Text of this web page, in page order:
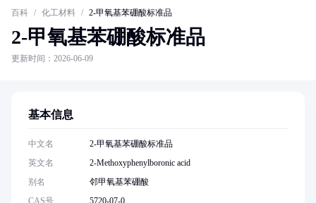
百科 / 化工材料 / 2-甲氧基苯硼酸标准品
2-甲氧基苯硼酸标准品
更新时间：2026-06-09
基本信息
中文名
2-甲氧基苯硼酸标准品
英文名
2-Methoxyphenylboronic acid
别名
邻甲氧基苯硼酸
CAS号
5720-07-0